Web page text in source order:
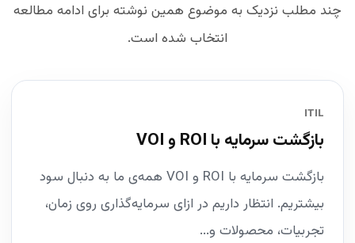
چند مطلب نزدیک به موضوع همین نوشته برای ادامه مطالعه
انتخاب شده است.
ITIL
بازگشت سرمایه با ROI و VOI
بازگشت سرمایه با ROI و VOI همه‌ی ما به دنبال سود
بیشتریم. انتظار داریم در ازای سرمایه‌گذاری روی زمان،
تجربیات، محصولات و...